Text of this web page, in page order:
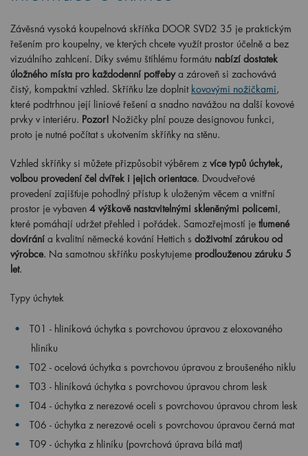
Závěsná vysoká koupelnová skříňka DOOR SVD2 35 je praktickým
řešením pro koupelny, ve kterých chcete využít prostor účelně a bez
vizuálního zahlcení. Díky svému štíhlému formátu nabízí dostatek
úložného místa pro každodenní potřebya zároveň si zachovává
čistý, kompaktní vzhled. Skříňku lze doplnit kovovými nožičkami,
které podtrhnou její liniové řešení a snadno navážou na další kovové
prvky v interiéru. Pozor! Nožičky plní pouze designovou funkci,
proto je nutné počítat s ukotvením skříňky na stěnu.
Vzhled skříňky si můžete přizpůsobit výběrem z více typů úchytek,
volbou provedení čel dvířek i jejich orientace. Dvoudveřové
provedení zajišťuje pohodlný přístup k uloženým věcem a vnitřní
prostor je vybaven 4 výškově nastavitelnými skleněnými policemi,
které pomáhají udržet přehled i pořádek. Samozřejmostí je tlumené
dovírání a kvalitní německé kování Hettich s doživotní zárukou od
výrobce. Na samotnou skříňku poskytujeme prodlouženou záruku 5
let.
Typy úchytek
T01 - hliníková úchytka s povrchovou úpravou z eloxovaného
hliníku
T02 - ocelová úchytka s povrchovou úpravou z broušeného niklu
T03 - hliníková úchytka s povrchovou úpravou chrom lesk
T04 - úchytka z nerezové oceli s povrchovou úpravou chrom lesk
T06 - úchytka z nerezové oceli s povrchovou úpravou černá mat
T09 - úchytka z hliníku (povrchová úprava bílá mat)